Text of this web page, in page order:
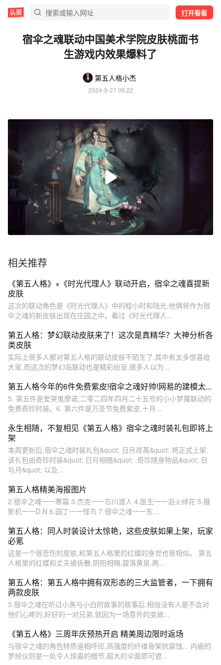
打开看看
宿伞之魂联动中国美术学院皮肤桃面书
生游戏内效果爆料了
第五人格小杰
2024-9-27 09:22
相关推荐
《第五人格》×《时光代理人》联动开启，宿伞之魂喜提新
皮肤
这次的联动角色是《时光代理人》中的程小时和陆光,他俩将作为宿
伞之魂的新皮肤出现在庄园之中。看过《时光代理人...
第五人格：梦幻联动皮肤来了！这次是真精华？大神分析各
类皮肤
实际上很多人都对第五人格的联动皮肤不陌生了,其中有太多惊喜给
大家,而这次的梦幻岛联动也是精彩纷呈,很多人以为...
第五人格今年的6件免费紫皮!宿伞之魂好帅!网易的建模太...
5. 第五件是爱哭鬼摩诺,二零二四年四月二十五号的小小梦魇联动的
免费奇珍时装。6. 第六件是万圣节免费紫皮,十月...
永生相随，不复相见《第五人格》宿伞之魂时装礼包即将上
架
本周更新后,宿伞之魂时装礼包&quot; 日月荏苒&quot; 将正式上架,
该礼包由奇珍时装&quot; 日月相随&quot; ,奇珍随身物品&quot; 日
与月&quot; 以及...
第五人格精美海报图片
2.宿伞之魂一一寒霜 3.杰克一一忘川渡人 4.医生一一浴火绯花 5.摄
影机一一D.N 6.园丁一一怪鸟 7.宿伞之魂一一东...
第五人格：同人时装设计太惊艳，这些皮肤如果上架，玩家
必氪
这是一个很悲伤的皮肤,和第五人格里的红蝶的身世也很相似。 第五
人格里的红蝶和丈夫被拆散,阴阳相隔,碧落黄泉,两...
第五人格：第五人格中拥有双形态的三大监管者，一下拥有
两款皮肤
3.宿伞之魂在听过小黑与小白的故事的故事后,相信没有人是不会对
他们心疼的,好好的一对兄弟,就因为一场意外的变故...
《第五人格》三周年庆预热开启 精美周边限时返场
与宿伞之魂的角色特质遥相呼应,高强度的纤维骨架抗腐蚀... 内嵌的
罗经仪则是一处令人惊喜的细节,超大的伞面即可遮...